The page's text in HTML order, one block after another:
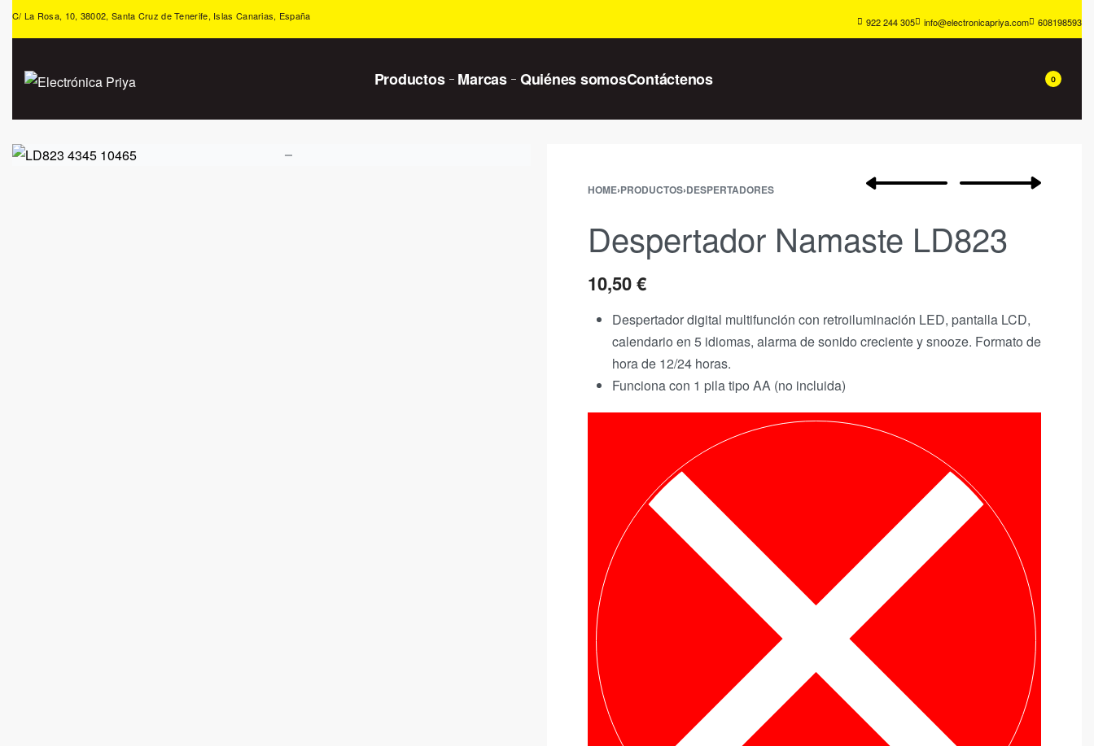
C/ La Rosa, 10, 38002, Santa Cruz de Tenerife, Islas Canarias, España 922 244 305 info@electronicapriya.com 608198593
Productos Marcas Quiénes somosContáctenos 0
HOME›PRODUCTOS›DESPERTADORES
Despertador Namaste LD823
10,50€
Despertador digital multifunción con retroiluminación LED, pantalla LCD,
calendario en 5 idiomas, alarma de sonido creciente y snooze. Formato de
hora de 12/24 horas.
Funciona con 1 pila tipo AA (no incluida)